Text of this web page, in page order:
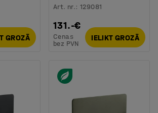
GROZĀ
Art. nr.:129081
131.-€
Cenas
bez PVN
IELIKT GROZĀ